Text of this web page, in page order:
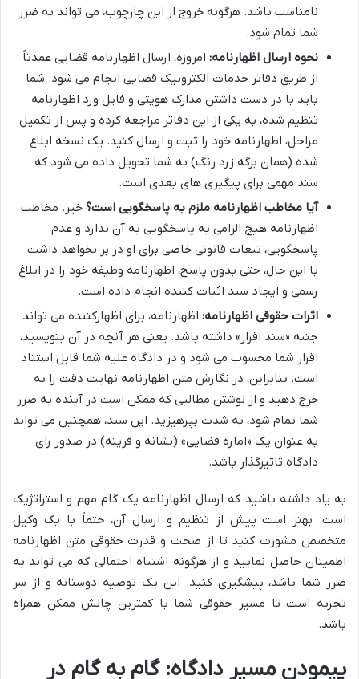
نامناسب باشد. هرگونه خروج از این چارچوب، می تواند به ضرر
شما تمام شود.
نحوه ارسال اظهارنامه: امروزه، ارسال اظهارنامه قضایی عمدتاً
از طریق دفاتر خدمات الکترونیک قضایی انجام می شود. شما
باید با در دست داشتن مدارک هویتی و فایل ورد اظهارنامه
تنظیم شده، به یکی از این دفاتر مراجعه کرده و پس از تکمیل
مراحل، اظهارنامه خود را ثبت و ارسال کنید. یک نسخه ابلاغ
شده (همان برگه زرد رنگ) به شما تحویل داده می شود که
سند مهمی برای پیگیری های بعدی است.
آیا مخاطب اظهارنامه ملزم به پاسخگویی است؟ خیر. مخاطب
اظهارنامه هیچ الزامی به پاسخگویی به آن ندارد و عدم
پاسخگویی، تبعات قانونی خاصی برای او در بر نخواهد داشت.
با این حال، حتی بدون پاسخ، اظهارنامه وظیفه خود را در ابلاغ
رسمی و ایجاد سند اثبات کننده انجام داده است.
اثرات حقوقی اظهارنامه: اظهارنامه، برای اظهارکننده می تواند
جنبه «سند اقرار» داشته باشد. یعنی هر آنچه در آن بنویسید،
اقرار شما محسوب می شود و در دادگاه علیه شما قابل استناد
است. بنابراین، در نگارش متن اظهارنامه نهایت دقت را به
خرج دهید و از نوشتن مطالبی که ممکن است در آینده به ضرر
شما تمام شود، به شدت بپرهیزید. این سند، همچنین می تواند
به عنوان یک «اماره قضایی» (نشانه و قرینه) در صدور رای
دادگاه تاثیرگذار باشد.
به یاد داشته باشید که ارسال اظهارنامه یک گام مهم و استراتژیک
است. بهتر است پیش از تنظیم و ارسال آن، حتماً با یک وکیل
متخصص مشورت کنید تا از صحت و قدرت حقوقی متن اظهارنامه
اطمینان حاصل نمایید و از هرگونه اشتباه احتمالی که می تواند به
ضرر شما باشد، پیشگیری کنید. این یک توصیه دوستانه و از سر
تجربه است تا مسیر حقوقی شما با کمترین چالش ممکن همراه
باشد.
پیمودن مسیر دادگاه: گام به گام در